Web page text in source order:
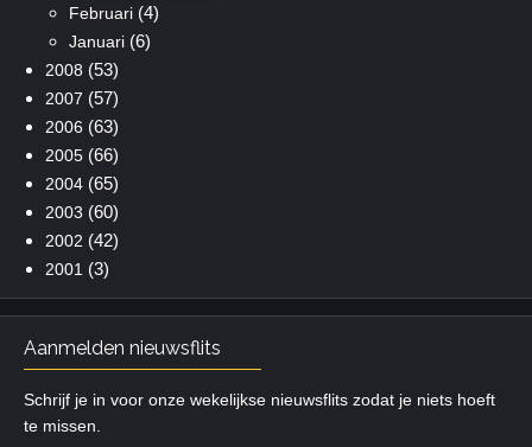
Februari(4)
Januari(6)
2008 (53)
2007 (57)
2006 (63)
2005(66)
2004(65)
2003 (60)
2002 (42)
2001 (3)
Aanmelden nieuwsflits
Schrijf je in voor onze wekelijkse nieuwsflits zodat je niets hoeft
te missen.